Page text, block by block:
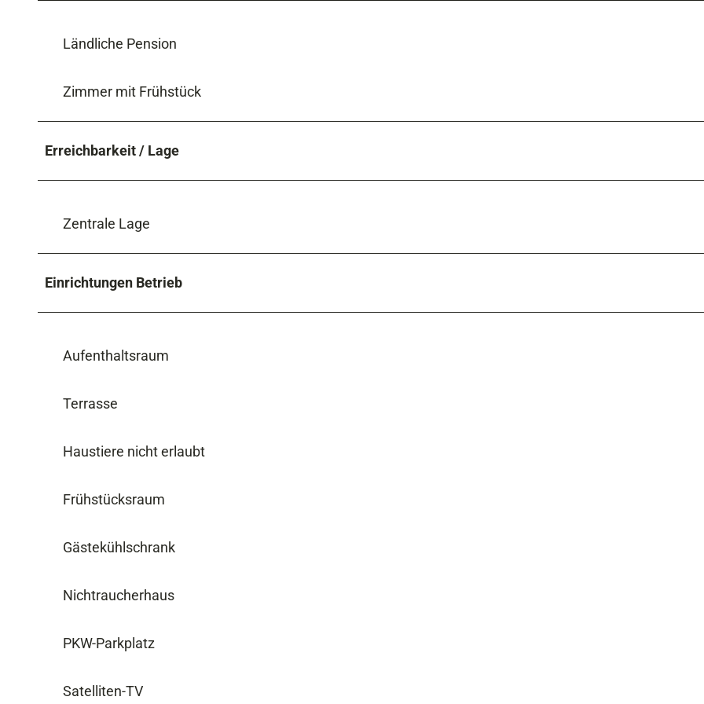
Ländliche Pension
Zimmer mit Frühstück
Erreichbarkeit / Lage
Zentrale Lage
Einrichtungen Betrieb
Aufenthaltsraum
Terrasse
Haustiere nicht erlaubt
Frühstücksraum
Gästekühlschrank
Nichtraucherhaus
PKW-Parkplatz
Satelliten-TV